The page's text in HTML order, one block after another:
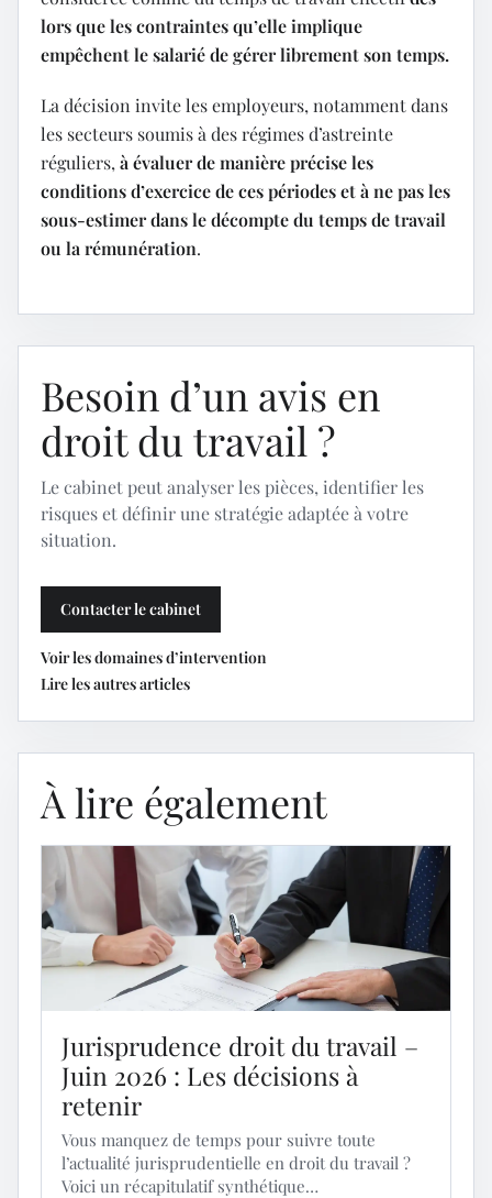
lors que les contraintes qu’elle implique
empêchent le salarié de gérer librement son temps.
La décision invite les employeurs, notamment dans
les secteurs soumis à des régimes d’astreinte
réguliers, à évaluer de manière précise les
conditions d’exercice de ces périodes et à ne pas les
sous-estimer dans le décompte du temps de travail
ou la rémunération.
Besoin d’un avis en
droit du travail ?
Le cabinet peut analyser les pièces, identifier les
risques et définir une stratégie adaptée à votre
situation.
Contacter le cabinet
Voir les domaines d’intervention
Lire les autres articles
À lire également
Jurisprudence droit du travail –
Juin 2026 : Les décisions à
retenir
Vous manquez de temps pour suivre toute
l’actualité jurisprudentielle en droit du travail ?
Voici un récapitulatif synthétique…